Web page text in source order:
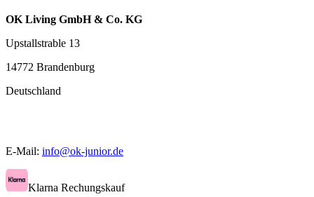
OK Living GmbH & Co. KG
Upstallstrable 13
14772 Brandenburg
Deutschland
E-Mail: info@ok-junior.de
Klarna Rechungskauf